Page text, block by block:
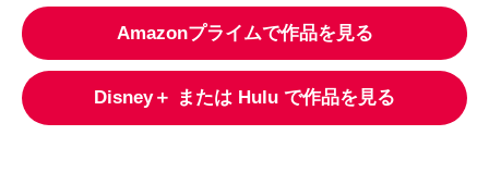
Amazonプライムで作品を見る
Disney＋ または Hulu で作品を見る